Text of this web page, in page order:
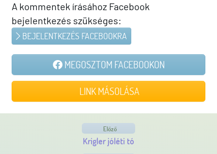
A kommentek írásához Facebook
bejelentkezés szükséges:
BEJELENTKEZÉS FACEBOOKRA
MEGOSZTOM FACEBOOKON
LINK MÁSOLÁSA
Előző
Krigler jóléti tó